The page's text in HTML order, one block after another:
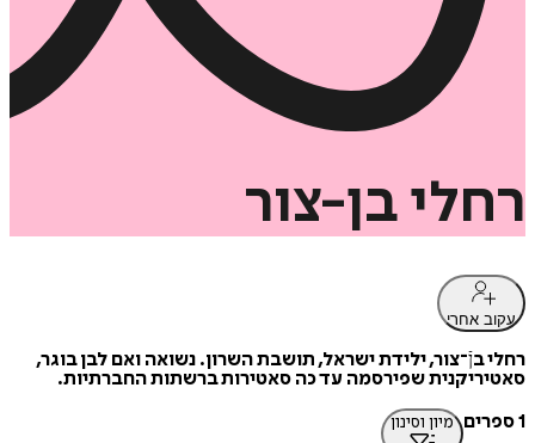
רחלי בן-צור
עקוב אחרי
רחלי בןֿ־צור, ילידת ישראל, תושבת השרון. נשואה ואם לבן בוגר,
סאטיריקנית שפירסמה עד כה סאטירות ברשתות החברתיות.
1 ספרים
מיון וסינון